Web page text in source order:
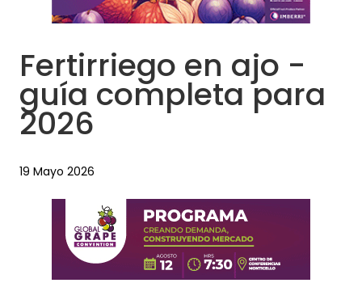
Fertirriego en ajo -
guía completa para
2026
19 Mayo 2026